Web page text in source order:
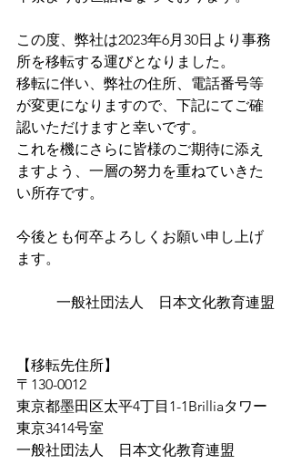
この度、弊社は2023年6月30日より事務
所を移転する運びとなりました。
移転に伴い、弊社の住所、電話番号等
が変更になりますので、下記にてご確
認いただけますと幸いです。
これを機にさらに皆様のご期待に添え
ますよう、一層の努力を重ねていきた
い所存です。
今後とも何卒よろしくお願い申し上げ
ます。
一般社団法人　日本文化教育連盟
【移転先住所】
〒130-0012
東京都墨田区太平4丁目1-1Brilliaタワー
東京3414号室
一般社団法人　日本文化教育連盟